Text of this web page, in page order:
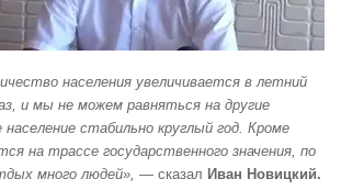
населения увеличивается в летний
и мы не можем равняться на другие
стабильно круглый год. Кроме
на трассе государственного значения, по
много людей», — сказал Иван Новицкий.